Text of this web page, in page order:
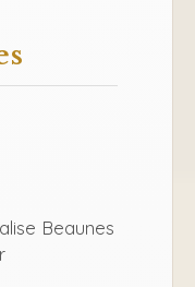
Beaunes